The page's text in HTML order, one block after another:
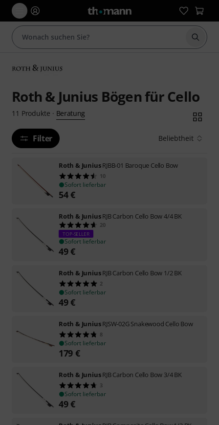
Suche
Roth & Junius Bögen für Cello
11 Produkte · Beratung
Filter Beliebtheit
Roth & JuniusRJBB-01 Baroque Cello Bow
10
Sofort lieferbar
54€
Roth & JuniusRJB Carbon Cello Bow 4/4 BK
20
TOP-SELLER
Sofort lieferbar
49€
Roth & JuniusRJB Carbon Cello Bow 1/2 BK
2
Sofort lieferbar
49€
Roth & JuniusRJSW-02G Snakewood Cello Bow
8
Sofort lieferbar
179 €
Roth & JuniusRJB Carbon Cello Bow 3/4 BK
3
Sofort lieferbar
49€